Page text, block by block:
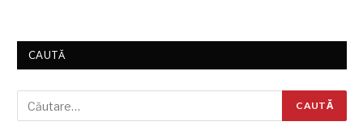
CAUTĂ